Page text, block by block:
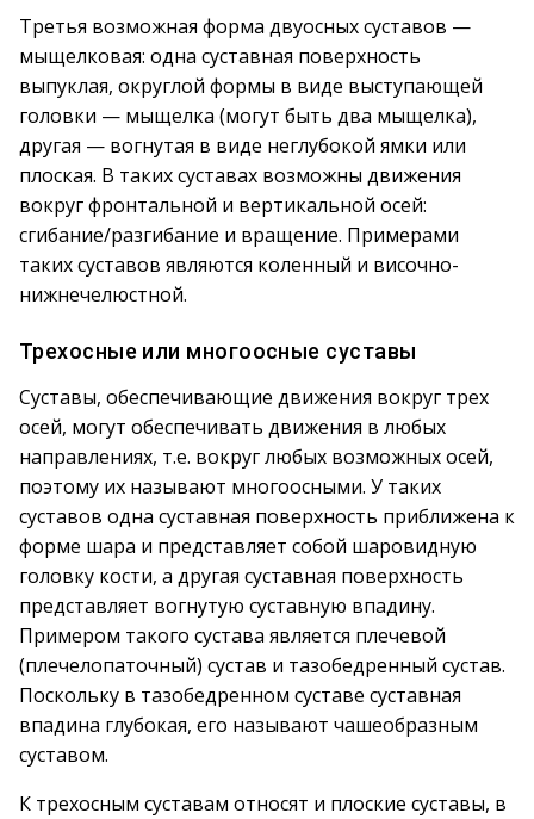
Третья возможная форма двуосных суставов —
мыщелковая: одна суставная поверхность
выпуклая, округлой формы в виде выступающей
головки — мыщелка (могут быть два мыщелка),
другая — вогнутая в виде неглубокой ямки или
плоская. В таких суставах возможны движения
вокруг фронтальной и вертикальной осей:
сгибание/разгибание и вращение. Примерами
таких суставов являются коленный и височно-
нижнечелюстной.
Трехосные или многоосные суставы
Суставы, обеспечивающие движения вокруг трех
осей, могут обеспечивать движения в любых
направлениях, т.е. вокруг любых возможных осей,
поэтому их называют многоосными. У таких
суставов одна суставная поверхность приближена к
форме шара и представляет собой шаровидную
головку кости, а другая суставная поверхность
представляет вогнутую суставную впадину.
Примером такого сустава является плечевой
(плечелопаточный) сустав и тазобедренный сустав.
Поскольку в тазобедренном суставе суставная
впадина глубокая, его называют чашеобразным
суставом.
К трехосным суставам относят и плоские суставы, в